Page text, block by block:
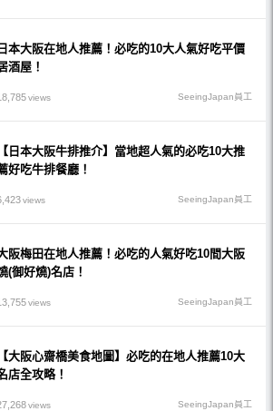
日本大阪在地人推薦！必吃的10大人氣好吃平價
酒屋！
views SeeingJapan員工
【日本大阪牛排推介】當地超人氣的必吃10大推
好吃牛排餐廳！
views SeeingJapan員工
阪梅田在地人推薦！必吃的人氣好吃10間大阪
(御好燒)名店！
views SeeingJapan員工
【大阪心齋橋美食地圖】必吃的在地人推薦10大
店全攻略！
views SeeingJapan員工